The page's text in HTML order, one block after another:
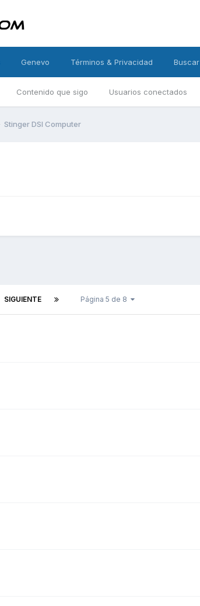
Contenido que sigo Usuarios conectados
Genevo Términos & Privacidad Buscar
Stinger DSI Computer
SIGUIENTE Página 5 de 8